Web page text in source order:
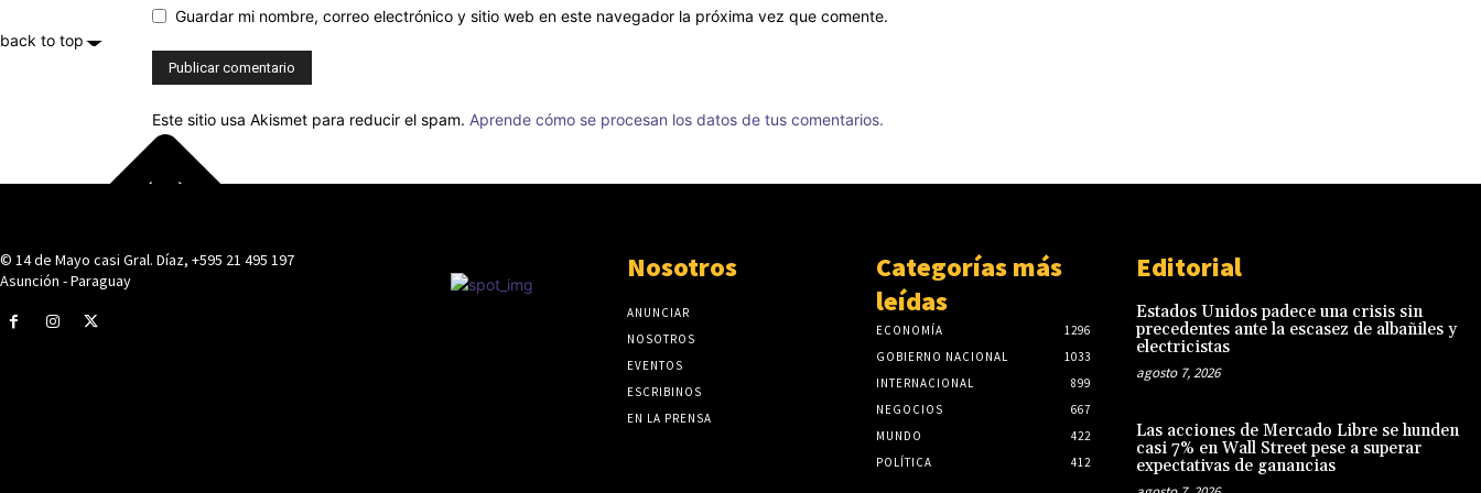
back to top
Guardar mi nombre, correo electrónico y sitio web en este navegador la próxima vez que comente.
Este sitio usa Akismet para reducir el spam. Aprende cómo se procesan los datos de tus comentarios.
© 14 de Mayo casi Gral. Díaz, +595 21 495 197
Asunción - Paraguay
Nosotros
ANUNCIAR
NOSOTROS
EVENTOS
ESCRIBINOS
EN LA PRENSA
Categorías más
leídas
ECONOMÍA
1296
GOBIERNO NACIONAL
1033
INTERNACIONAL
899
NEGOCIOS
667
MUNDO
422
POLÍTICA
412
Editorial
Estados Unidos padece una crisis sin
precedentes ante la escasez de albañiles y
electricistas
agosto 7, 2026
Las acciones de Mercado Libre se hunden
casi 7% en Wall Street pese a superar
expectativas de ganancias